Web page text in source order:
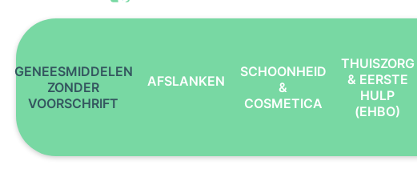
GENEESMIDDELEN
ZONDER
VOORSCHRIFT
AFSLANKEN
SCHOONHEID
&
COSMETICA
THUISZORG
& EERSTE
HULP
(EHBO)